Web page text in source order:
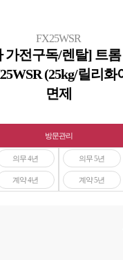
FX25WSR
가전구독/렌탈] 트
(25kg/릴리화
면제
방문관리
의무 4년
계약 4년
의무 5년
계약 5년